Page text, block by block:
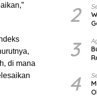
di mana
2
3
4